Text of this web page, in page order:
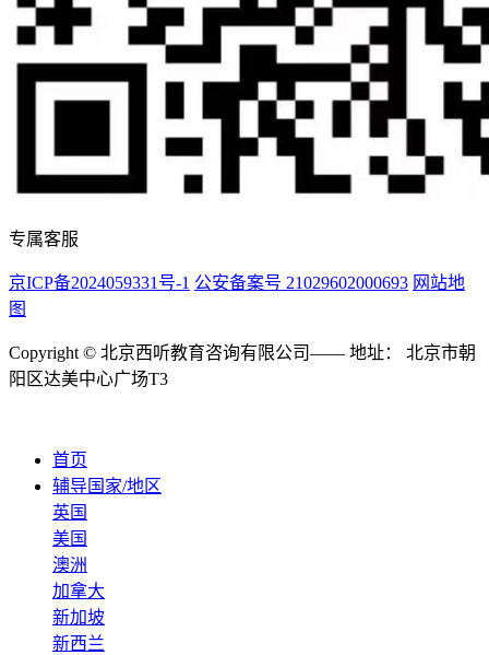
专属客服
京ICP备2024059331号-1 公安备案号 21029602000693 网站地
图
Copyright © 北京西听教育咨询有限公司—— 地址： 北京市朝
阳区达美中心广场T3
首页
辅导国家/地区
英国
美国
澳洲
加拿大
新加坡
新西兰